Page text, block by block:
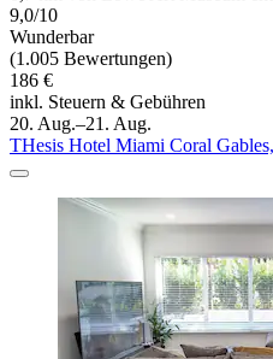
9,0/10
Wunderbar
(1.005 Bewertungen)
186 €
inkl. Steuern & Gebühren
20. Aug.–21. Aug.
THesis Hotel Miami Coral